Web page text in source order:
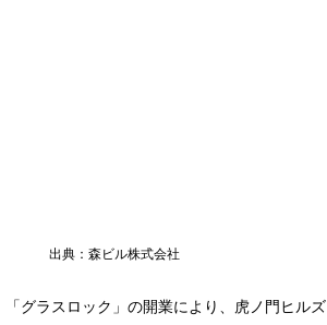
出典：森ビル株式会社
「グラスロック」の開業により、虎ノ門ヒルズ